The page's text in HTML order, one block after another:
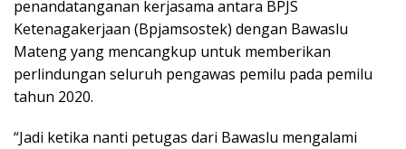
penandatanganan kerjasama antara BPJS
Ketenagakerjaan (Bpjamsostek) dengan Bawaslu
Mateng yang mencangkup untuk memberikan
perlindungan seluruh pengawas pemilu pada pemilu
tahun 2020.
“Jadi ketika nanti petugas dari Bawaslu mengalami